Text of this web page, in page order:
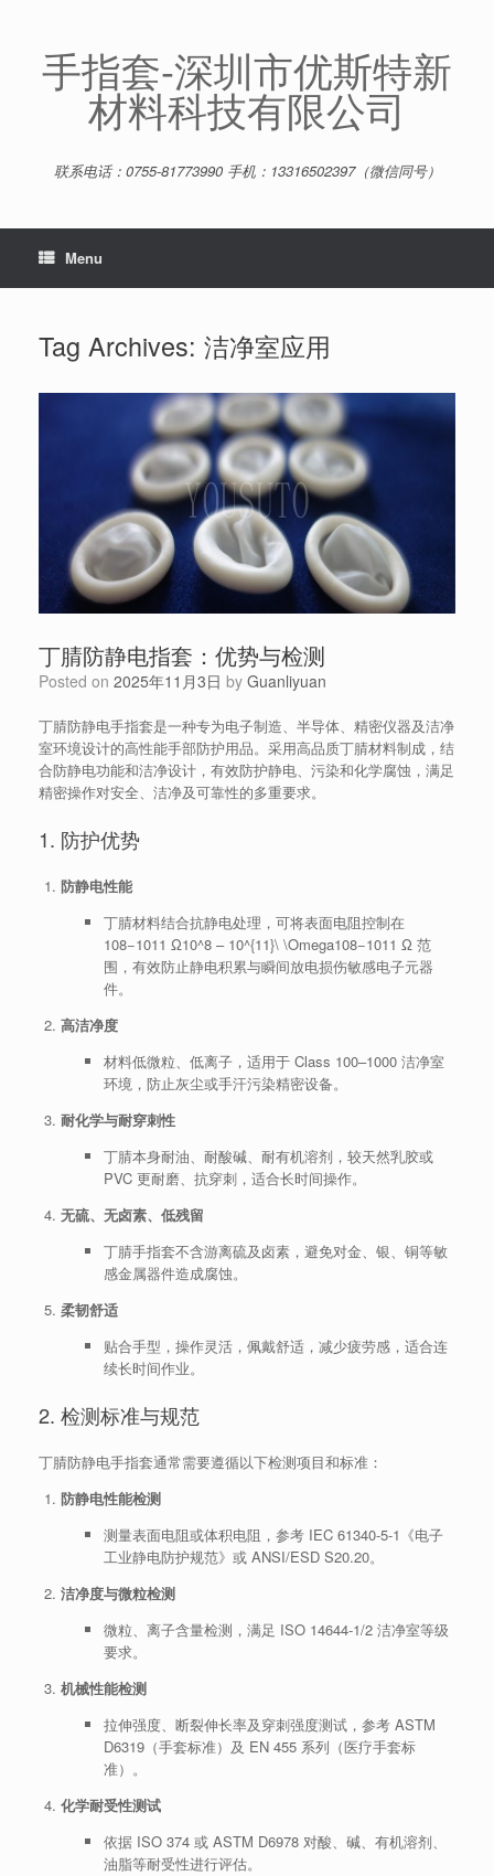
content手指套-深圳市优斯特新
材料科技有限公司
联系电话：0755-81773990 手机：13316502397（微信同号）
Menu
Tag Archives: 洁净室应用
丁腈防静电指套：优势与检测
Posted on 2025年11月3日 by Guanliyuan
丁腈防静电手指套是一种专为电子制造、半导体、精密仪器及洁净
室环境设计的高性能手部防护用品。采用高品质丁腈材料制成，结
合防静电功能和洁净设计，有效防护静电、污染和化学腐蚀，满足
精密操作对安全、洁净及可靠性的多重要求。
1. 防护优势
防静电性能
丁腈材料结合抗静电处理，可将表面电阻控制在
108−1011 Ω10^8 – 10^{11}\ \Omega108−1011 Ω范
围，有效防止静电积累与瞬间放电损伤敏感电子元器
件。
高洁净度
材料低微粒、低离子，适用于 Class 100–1000 洁净室
环境，防止灰尘或手汗污染精密设备。
耐化学与耐穿刺性
丁腈本身耐油、耐酸碱、耐有机溶剂，较天然乳胶或
PVC 更耐磨、抗穿刺，适合长时间操作。
无硫、无卤素、低残留
丁腈手指套不含游离硫及卤素，避免对金、银、铜等敏
感金属器件造成腐蚀。
柔韧舒适
贴合手型，操作灵活，佩戴舒适，减少疲劳感，适合连
续长时间作业。
2. 检测标准与规范
丁腈防静电手指套通常需要遵循以下检测项目和标准：
防静电性能检测
测量表面电阻或体积电阻，参考 IEC 61340‑5‑1《电子
工业静电防护规范》或 ANSI/ESD S20.20。
洁净度与微粒检测
微粒、离子含量检测，满足 ISO 14644‑1/2 洁净室等级
要求。
机械性能检测
拉伸强度、断裂伸长率及穿刺强度测试，参考 ASTM
D6319（手套标准）及 EN 455 系列（医疗手套标
准）。
化学耐受性测试
依据 ISO 374 或 ASTM D6978 对酸、碱、有机溶剂、
油脂等耐受性进行评估。